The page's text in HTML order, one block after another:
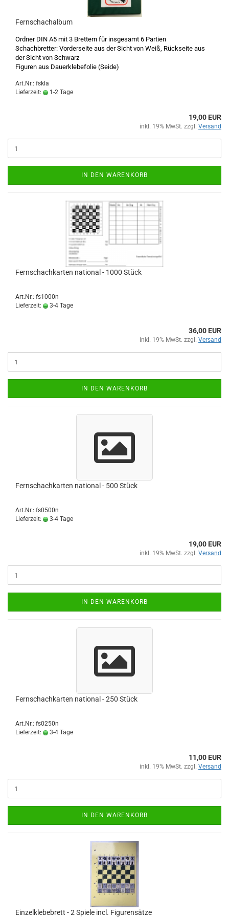
Fernschachalbum
Ordner DIN A5 mit 3 Brettern für insgesamt 6 Partien
Schachbretter: Vorderseite aus der Sicht von Weiß, Rückseite aus
der Sicht von Schwarz
Figuren aus Dauerklebefolie (Seide)
Art.Nr.: fskla
Lieferzeit:
1-2 Tage
19,00 EUR
inkl. 19% MwSt. zzgl. Versand
IN DEN WARENKORB
Fernschachkarten national - 1000 Stück
Art.Nr.: fs1000n
Lieferzeit:
3-4 Tage
36,00 EUR
inkl. 19% MwSt. zzgl. Versand
IN DEN WARENKORB
Fernschachkarten national - 500 Stück
Art.Nr.: fs0500n
Lieferzeit:
3-4 Tage
19,00 EUR
inkl. 19% MwSt. zzgl. Versand
IN DEN WARENKORB
Fernschachkarten national - 250 Stück
Art.Nr.: fs0250n
Lieferzeit:
3-4 Tage
11,00 EUR
inkl. 19% MwSt. zzgl. Versand
IN DEN WARENKORB
Einzelklebebrett - 2 Spiele incl. Figurensätze